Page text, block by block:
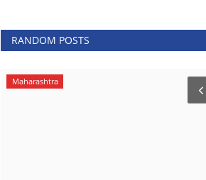
RANDOM POSTS
Maharashtra